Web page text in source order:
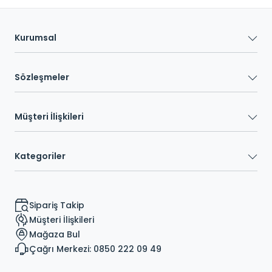
Kurumsal
Sözleşmeler
Müşteri İlişkileri
Kategoriler
Sipariş Takip
Müşteri İlişkileri
Mağaza Bul
Çağrı Merkezi: 0850 222 09 49